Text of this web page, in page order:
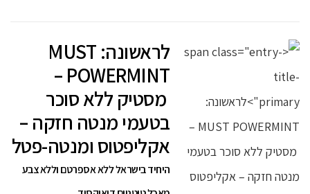
לראשונה: MUST
POWERMINT –
מסטיק ללא סוכר
בטעמי מנטה חזקה –
אקליפטוס ומנטה-פטל
היחיד בישראל ללא אספרטם וללא צבע